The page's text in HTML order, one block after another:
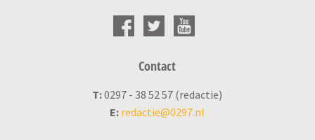
Contact
T:0297 - 38 52 57 (redactie)
E: redactie@0297.nl